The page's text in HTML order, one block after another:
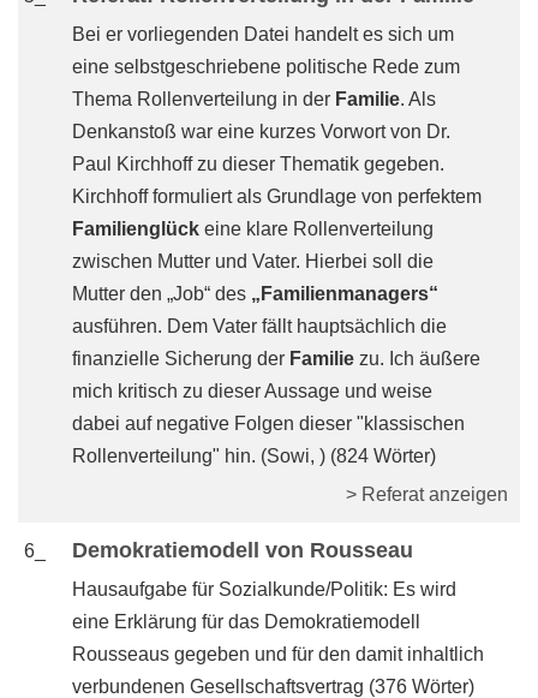
Bei er vorliegenden Datei handelt es sich um
eine selbstgeschriebene politische Rede zum
Thema Rollenverteilung in der Familie. Als
Denkanstoß war eine kurzes Vorwort von Dr.
Paul Kirchhoff zu dieser Thematik gegeben.
Kirchhoff formuliert als Grundlage von perfektem
Familienglück eine klare Rollenverteilung
zwischen Mutter und Vater. Hierbei soll die
Mutter den „Job“ des „Familienmanagers“
ausführen. Dem Vater fällt hauptsächlich die
finanzielle Sicherung der Familie zu. Ich äußere
mich kritisch zu dieser Aussage und weise
dabei auf negative Folgen dieser "klassischen
Rollenverteilung" hin. (Sowi, ) (824 Wörter)
> Referat anzeigen
6_ Demokratiemodell von Rousseau
Hausaufgabe für Sozialkunde/Politik: Es wird
eine Erklärung für das Demokratiemodell
Rousseaus gegeben und für den damit inhaltlich
verbundenen Gesellschaftsvertrag (376 Wörter)